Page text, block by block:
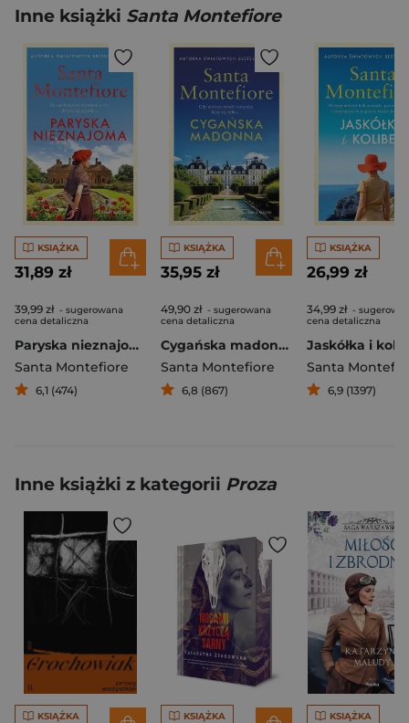
Inne książki Santa Montefiore
KSIĄŻKA
31,89 zł
39,99 zł - sugerowana
cena detaliczna
Paryska nieznajoma
Santa Montefiore
6,1 (474)
KSIĄŻKA
35,95 zł
49,90 zł - sugerowana
cena detaliczna
Cygańska madonna
Santa Montefiore
6,8 (867)
KSIĄŻKA
26,99 zł
34,99 zł -
cena detaliczna
Jaskółka i
Santa
6,9 (1397)
Inne książki z kategorii Proza
KSIĄŻKA KSIĄŻKA KSIĄŻKA